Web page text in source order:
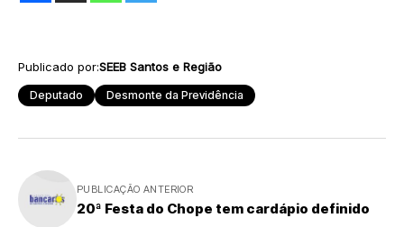
Publicado por:SEEB Santos e Região
Deputado Desmonte da Previdência
PUBLICAÇÃO ANTERIOR
20ª Festa do Chope tem cardápio definido